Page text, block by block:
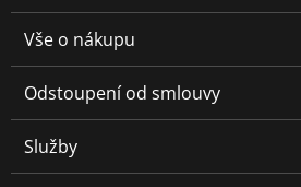
Vše o nákupu
Odstoupení od smlouvy
Služby